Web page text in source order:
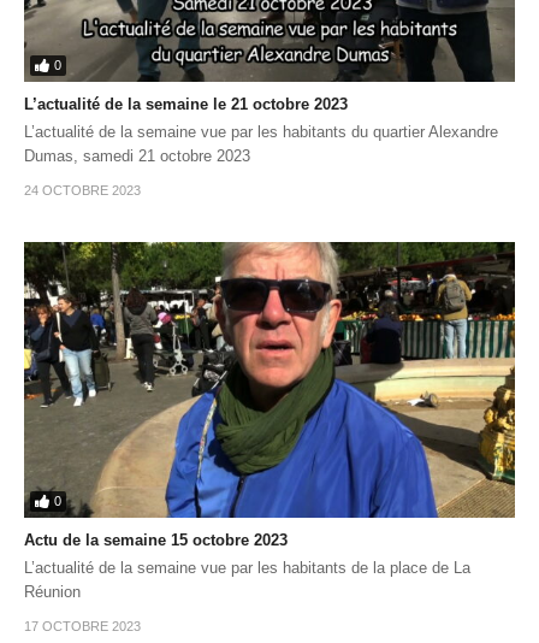
0
L’actualité de la semaine le 21 octobre 2023
L’actualité de la semaine vue par les habitants du quartier Alexandre
Dumas, samedi 21 octobre 2023
24 OCTOBRE 2023
0
Actu de la semaine 15 octobre 2023
L’actualité de la semaine vue par les habitants de la place de La
Réunion
17 OCTOBRE 2023